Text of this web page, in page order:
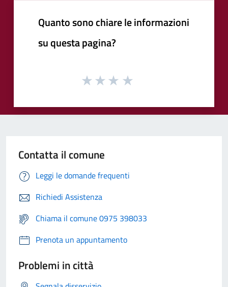
Quanto sono chiare le informazioni
su questa pagina?
Contatta il comune
Leggi le domande frequenti
Richiedi Assistenza
Chiama il comune 0975 398033
Prenota un appuntamento
Problemi in città